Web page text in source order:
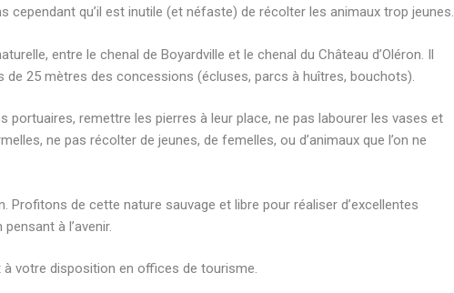
cependant qu’il est inutile (et néfaste) de récolter les animaux trop jeunes.
entre le chenal de Boyardville et le chenal du Château d’Oléron. Il
de 25 mètres des concessions (écluses, parcs à huîtres, bouchots).
portuaires, remettre les pierres à leur place, ne pas labourer les vases et
ne pas récolter de jeunes, de femelles, ou d’animaux que l’on ne
Profitons de cette nature sauvage et libre pour réaliser d’excellentes
à l’avenir.
votre disposition en offices de tourisme.